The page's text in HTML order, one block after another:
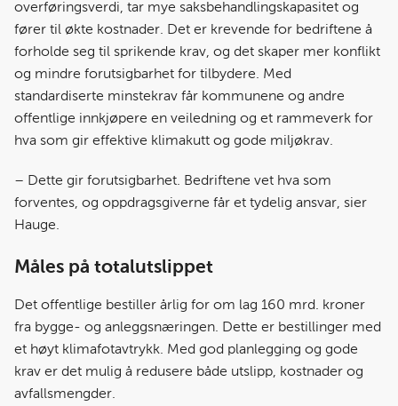
overføringsverdi, tar mye saksbehandlingskapasitet og
fører til økte kostnader. Det er krevende for bedriftene å
forholde seg til sprikende krav, og det skaper mer konflikt
og mindre forutsigbarhet for tilbydere. Med
standardiserte minstekrav får kommunene og andre
offentlige innkjøpere en veiledning og et rammeverk for
hva som gir effektive klimakutt og gode miljøkrav.
– Dette gir forutsigbarhet. Bedriftene vet hva som
forventes, og oppdragsgiverne får et tydelig ansvar, sier
Hauge.
Måles på totalutslippet
Det offentlige bestiller årlig for om lag 160 mrd. kroner
fra bygge- og anleggsnæringen. Dette er bestillinger med
et høyt klimafotavtrykk. Med god planlegging og gode
krav er det mulig å redusere både utslipp, kostnader og
avfallsmengder.